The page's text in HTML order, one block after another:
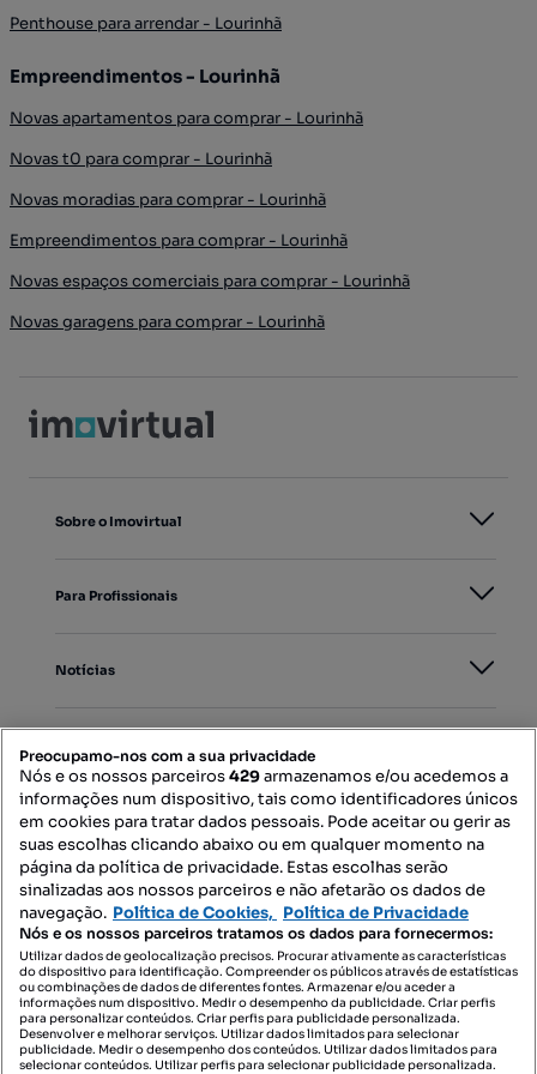
Penthouse para arrendar - Lourinhã
Empreendimentos - Lourinhã
Novas apartamentos para comprar - Lourinhã
Novas t0 para comprar - Lourinhã
Novas moradias para comprar - Lourinhã
Empreendimentos para comprar - Lourinhã
Novas espaços comerciais para comprar - Lourinhã
Novas garagens para comprar - Lourinhã
Sobre o Imovirtual
Para Profissionais
Notícias
Mapa do Site
Contacte-nos
SIGA-NOS:
DESCARREGAR NA:
Preocupamo-nos com a sua privacidade
Nós e os nossos parceiros429armazenamos e/ou acedemos a
informações num dispositivo, tais como identificadores únicos
em cookies para tratar dados pessoais. Pode aceitar ou gerir as
suas escolhas clicando abaixo ou em qualquer momento na
página da política de privacidade. Estas escolhas serão
sinalizadas aos nossos parceiros e não afetarão os dados de
navegação. Política de Cookies, Política de Privacidade
Nós e os nossos parceiros tratamos os dados para fornecermos:
Utilizar dados de geolocalização precisos. Procurar ativamente as características
do dispositivo para identificação. Compreender os públicos através de estatísticas
ou combinações de dados de diferentes fontes. Armazenar e/ou aceder a
informações num dispositivo. Medir o desempenho da publicidade. Criar perfis
para personalizar conteúdos. Criar perfis para publicidade personalizada.
Desenvolver e melhorar serviços. Utilizar dados limitados para selecionar
publicidade. Medir o desempenho dos conteúdos. Utilizar dados limitados para
selecionar conteúdos. Utilizar perfis para selecionar publicidade personalizada.